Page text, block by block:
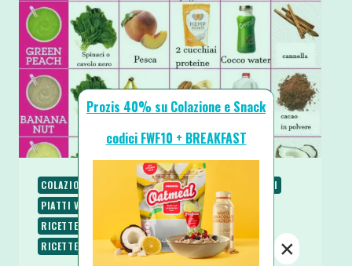
COLAZIONE PIATTI FREDDI
PIATTI UNICI
PIATTI VELOCI
RICETTE
RICETTE DOLCI
RICETTE SENZA GLUTINE
RICETTE VEGANE
RICETTE VEGETARIANE
SPUNTINI E SNACKS
Prozis 40% su Colazione e Snack
codici FWF10 + BREAKFAST
×